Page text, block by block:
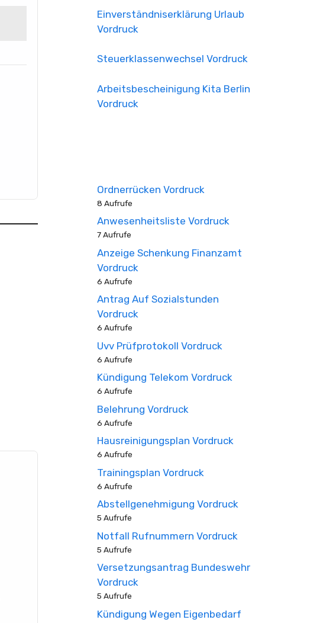
Einverständniserklärung Urlaub
Vordruck
Steuerklassenwechsel Vordruck
Arbeitsbescheinigung Kita Berlin
Vordruck
Ordnerrücken Vordruck
8 Aufrufe
Anwesenheitsliste Vordruck
7 Aufrufe
Anzeige Schenkung Finanzamt
Vordruck
6 Aufrufe
Antrag Auf Sozialstunden
Vordruck
6 Aufrufe
Uvv Prüfprotokoll Vordruck
6 Aufrufe
Kündigung Telekom Vordruck
6 Aufrufe
Belehrung Vordruck
6 Aufrufe
Hausreinigungsplan Vordruck
6 Aufrufe
Trainingsplan Vordruck
6 Aufrufe
Abstellgenehmigung Vordruck
5 Aufrufe
Notfall Rufnummern Vordruck
5 Aufrufe
Versetzungsantrag Bundeswehr
Vordruck
5 Aufrufe
Kündigung Wegen Eigenbedarf